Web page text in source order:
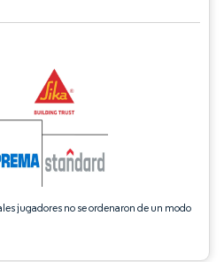
jugadores no se ordenaron de un modo
uso requiere atribución según CC BY 4.0.